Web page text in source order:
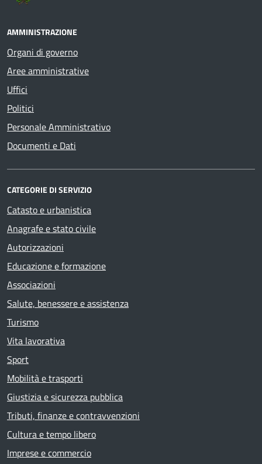
AMMINISTRAZIONE
Organi di governo
Aree amministrative
Uffici
Politici
Personale Amministrativo
Documenti e Dati
CATEGORIE DI SERVIZIO
Catasto e urbanistica
Anagrafe e stato civile
Autorizzazioni
Educazione e formazione
Associazioni
Salute, benessere e assistenza
Turismo
Vita lavorativa
Sport
Mobilità e trasporti
Giustizia e sicurezza pubblica
Tributi, finanze e contravvenzioni
Cultura e tempo libero
Imprese e commercio